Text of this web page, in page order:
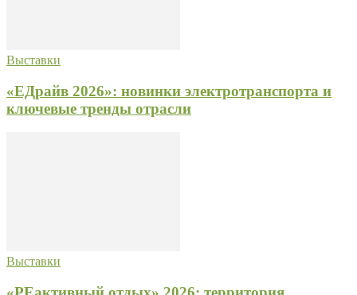
Выставки
«ЕДрайв 2026»: новинки электротранспорта и
ключевые тренды отрасли
Выставки